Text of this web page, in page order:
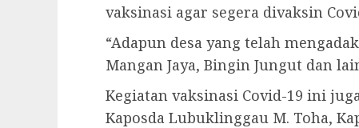
vaksinasi agar segera divaksin
“Adapun desa yang telah
Mangan Jaya, Bingin Jungut dan
Kegiatan vaksinasi Covid-19 ini
Kaposda Lubuklinggau M. Toha,